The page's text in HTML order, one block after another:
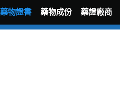
藥物證書 藥物成份 藥證廠商